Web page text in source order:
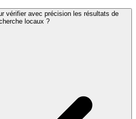
vérifier avec précision les résultats de
locaux ?